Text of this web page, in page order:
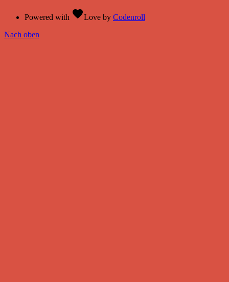
Powered with favoriteLove by Codenroll
Nach oben